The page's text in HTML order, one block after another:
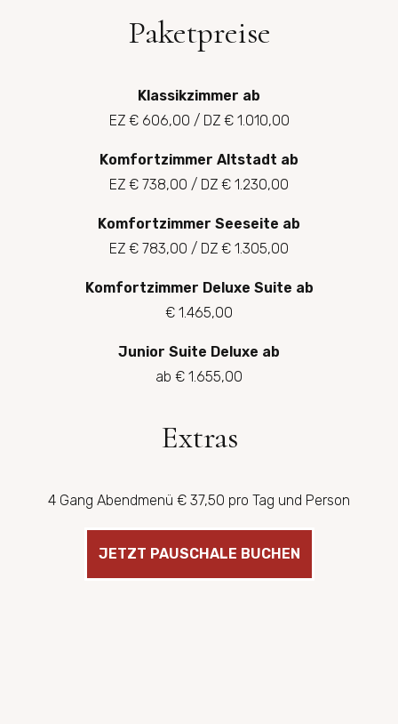
Paketpreise
Klassikzimmer ab
EZ € 606,00 / DZ € 1.010,00
Komfortzimmer Altstadt ab
EZ € 738,00 / DZ € 1.230,00
Komfortzimmer Seeseite ab
EZ € 783,00 / DZ € 1.305,00
Komfortzimmer Deluxe Suite ab
€ 1.465,00
Junior Suite Deluxe ab
ab € 1.655,00
Extras
4 Gang Abendmenü € 37,50 pro Tag und Person
JETZT PAUSCHALE BUCHEN